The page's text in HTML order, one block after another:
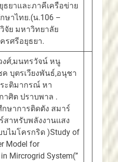
ยาและภาคีเครือข่าย
ษาไทย.(น.106 –
จัย มหาวิทยาลัย
รศรีอยุธยา.
ศ์,มนทรวัจน์ หนู
บุตรเวียงพันธ์,อนุชา
ะติมากรณ์ หา
าศิต ปราบพาล .
กษาการติดตัง สมาร์
สาหรับพลังงานแสง
ไมโครกริด )Study of
Model for
Mircrogrid System(”